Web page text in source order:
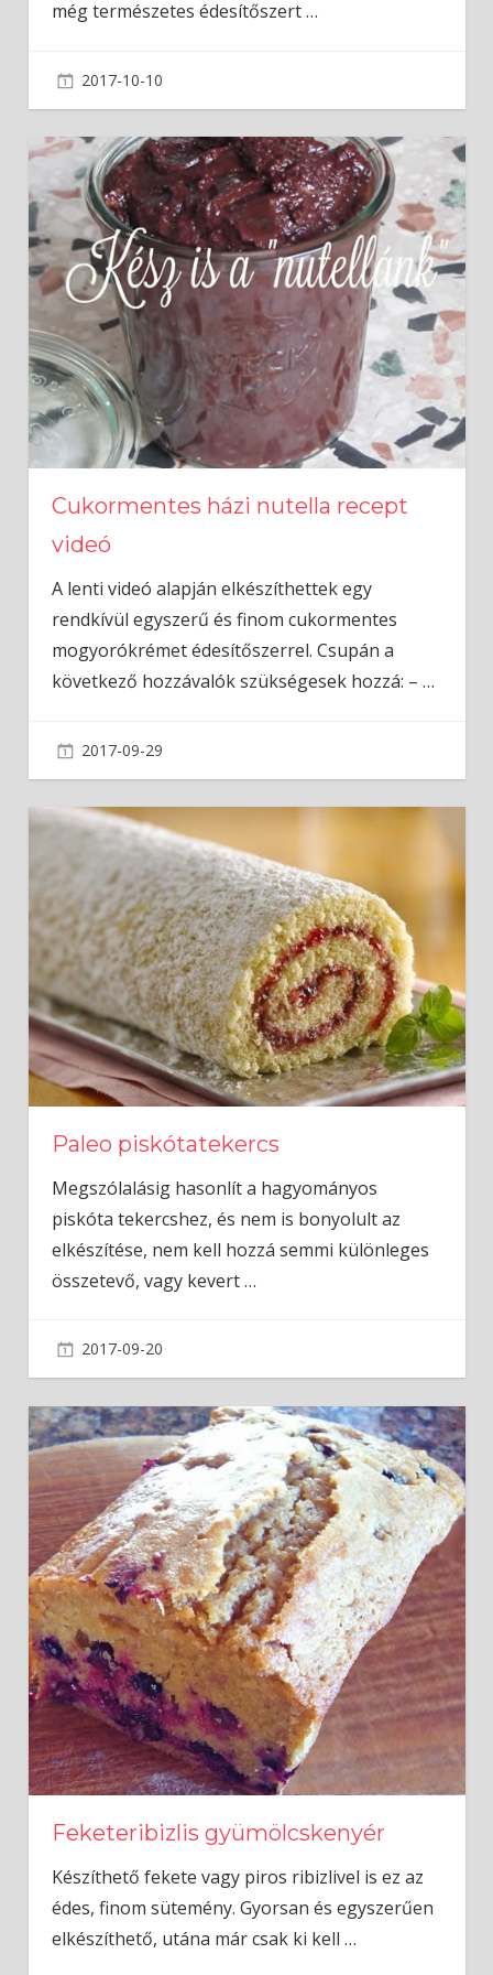
még természetes édesítőszert…
2017-10-10
Cukormentes házi nutella recept
videó
A lenti videó alapján elkészíthettek egy
rendkívül egyszerű és finom cukormentes
mogyorókrémet édesítőszerrel. Csupán a
következő hozzávalók szükségesek hozzá: – …
2017-09-29
Paleo piskótatekercs
Megszólalásig hasonlít a hagyományos
piskóta tekercshez, és nem is bonyolult az
elkészítése, nem kell hozzá semmi különleges
összetevő, vagy kevert…
2017-09-20
Feketeribizlis gyümölcskenyér
Készíthető fekete vagy piros ribizlivel is ez az
édes, finom sütemény. Gyorsan és egyszerűen
elkészíthető, utána már csak ki kell …